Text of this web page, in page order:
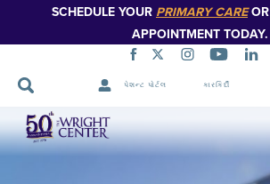
SCHEDULE YOUR PRIMARY CAREOR
APPOINTMENT TODAY.
પેશન્ટ પોર્ટલ કારકિર્દી
નેવિગેશન
છોડો